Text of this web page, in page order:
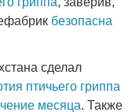
безопасна
сделал
птичьего гриппа
месяца. Также